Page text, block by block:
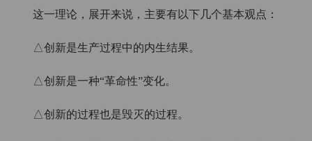
这一理论，展开来说，主要有以下几个基本观点：
△创新是生产过程中的内生结果。
△创新是一种“革命性”变化。
△创新的过程也是毁灭的过程。